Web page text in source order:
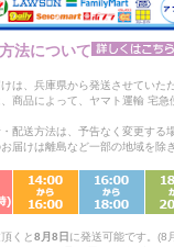
法について
は、兵庫県から発送させていた
商品によって、ヤマト運輸 宅
・配送方法は、予告なく変更する
届けは離島など一部の地域を除
くと8月8日 に発送可能です。(8